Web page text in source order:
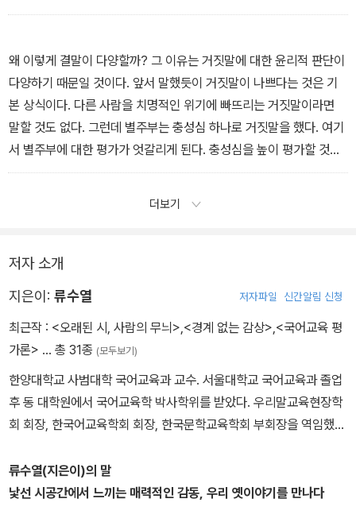
게 다가올 시련이야말로 또 다른 형벌일지 모른다.
남이라고 믿는다. 여기에 지고지순한 사랑에 대한 다짐도 동반된다.
다만 어느 순간에 이르러 지고지순한 사랑이 그렇지 않은 사랑을 포
장하는 수사로 타락하는 사태도 누구나 겪을 수 있는 것이 인간사이
다. 화려했던 수성궁이 담장만 남은 채로 재로 바뀌듯이.
- <2-1 사랑과 이별, 그 영원한 주제>
바로 화진의 착한 성품을 더욱 강조하기 위한 장치라고 볼 수 있다. 즉
려고 하는 데에서 독자가 감화를 받게 함으로써, 악인을 개과천선으
로 이끄는 착한 성품의 위력을 보여 주고 싶었던 것이다. 이것이 바로
이른바 ‘선한 영향력’이다. 이로써 작가의 의도는 어느 정도 성공을 거
두었다고 하겠다.
그런데 삐딱한 시선으로 화진을 바라보기로 하자. 과연 화진의 착한
품성을 무조건적으로 미덕이라고 할 수 있을까? 화진이 적장자의 자
저항을 했다면, 또는 그 후에 다른 방법으로라도 그들의 죄상을 세상
- <2-2 착하다는 말의 본뜻을 찾아서>
왜 이렇게 결말이 다양할까? 그 이유는 거짓말에 대한 윤리적 판단이
다양하기 때문일 것이다. 앞서 말했듯이 거짓말이 나쁘다는 것은 기
본 상식이다. 다른 사람을 치명적인 위기에 빠뜨리는 거짓말이라면
말할 것도 없다. 그런데 별주부는 충성심 하나로 거짓말을 했다. 여기
서 별주부에 대한 평가가 엇갈리게 된다. 충성심을 높이 평가할 것인
가, 아니면 맹목적 충성심에서 나온 거짓말을 응징할 것인가. 「토끼
지로 생환한 뒤 독수리에 다시 잡히기도 하고, 지구 생활에 환멸을 느
거짓말에 대한 응징이 필요하다는 점은 별주부의 경우와 같지만, 토
끼의 거짓말을 두고 생명을 건지기 위한 불가피한 전략에서 나온 지
혜라고 평가할 것인지에 대해서 창작자나 향유자들의 고심은 꽤나 깊
었던 듯하다.
- <3-1 누구의 거짓말이 승리할까>
더보기
저자 소개
지은이: 류수열 저자파일 신간알림 신청
최근작 : <오래된 시, 사람의 무늬>,<경계 없는 감상>,<국어교육 평
가론> … 총 31종 (모두보기)
한양대학교 사범대학 국어교육과 교수. 서울대학교 국어교육과 졸업
후 동 대학원에서 국어교육학 박사학위를 받았다. 우리말교육현장학
회 회장, 한국어교육학회 회장, 한국문학교육학회 부회장을 역임했
학 교재로 펴낸 『고전산문 교육론』(공저, 2015), 『문학교육을 위한
고전시가작품론』(공저, 2019), 『국어교육 평가론』(공저, 2021), 중
류수열(지은이)의 말
낯선 시공간에서 느끼는 매력적인 감동, 우리 옛이야기를 만나다